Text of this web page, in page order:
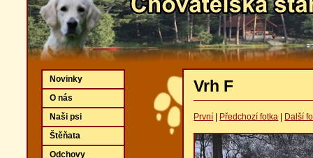
Vrh F
První Předchozí fotka Další
Novinky
O nás
Naši psi
Štěňata
Odchovy